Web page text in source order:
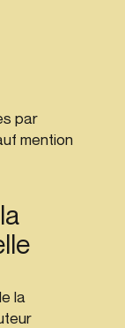
par
mention
la